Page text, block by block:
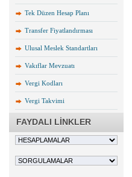
Tek Düzen Hesap Planı
Transfer Fiyatlandırması
Ulusal Meslek Standartları
Vakıflar Mevzuatı
Vergi Kodları
Vergi Takvimi
FAYDALI LİNKLER